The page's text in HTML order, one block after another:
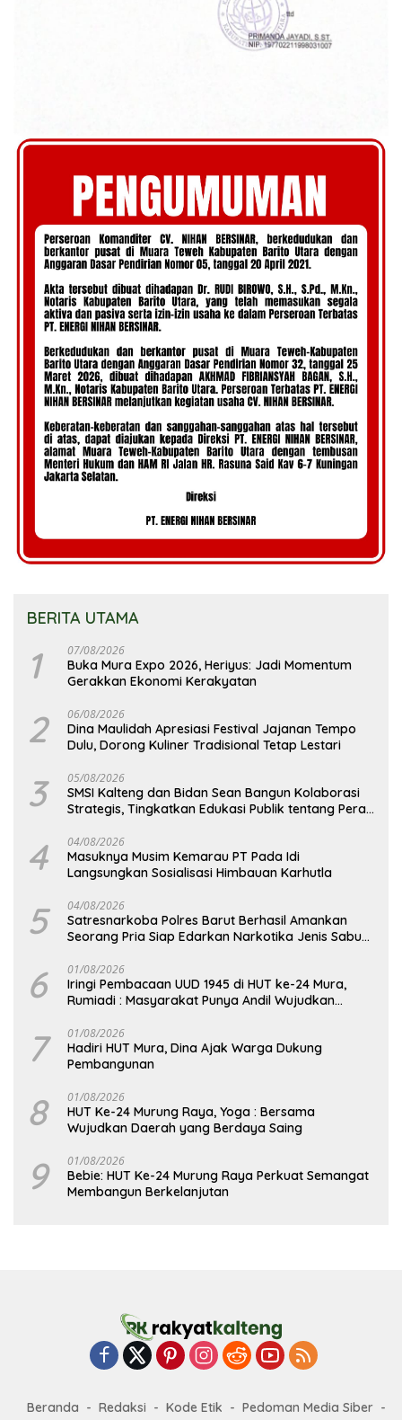
BERITA UTAMA
1 07/08/2026
Buka Mura Expo 2026, Heriyus: Jadi Momentum
Gerakkan Ekonomi Kerakyatan
2 06/08/2026
Dina Maulidah Apresiasi Festival Jajanan Tempo
Dulu, Dorong Kuliner Tradisional Tetap Lestari
3 05/08/2026
SMSI Kalteng dan Bidan Sean Bangun Kolaborasi
Strategis, Tingkatkan Edukasi Publik tentang Peran
4 04/08/2026
Masuknya Musim Kemarau PT Pada Idi
Langsungkan Sosialisasi Himbauan Karhutla
5 04/08/2026
Satresnarkoba Polres Barut Berhasil Amankan
Seorang Pria Siap Edarkan Narkotika Jenis Sabu
6 01/08/2026
Iringi Pembacaan UUD 1945 di HUT ke-24 Mura,
Rumiadi : Masyarakat Punya Andil Wujudkan
7 01/08/2026
Hadiri HUT Mura, Dina Ajak Warga Dukung
Pembangunan
8 01/08/2026
HUT Ke-24 Murung Raya, Yoga : Bersama
Wujudkan Daerah yang Berdaya Saing
9 01/08/2026
Bebie: HUT Ke-24 Murung Raya Perkuat Semangat
Membangun Berkelanjutan
Beranda Redaksi Kode Etik
Pedoman Media Siber